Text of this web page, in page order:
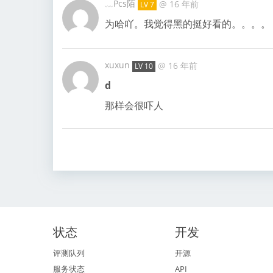
﹏Pcs陌 LV 7 @ 16 年前
为哈吖。我觉得黑的挺好看的。。。。
xuxun LV 10 @ 16 年前
d
那样会很吓人
状态
评测队列
服务状态
开发
开源
API